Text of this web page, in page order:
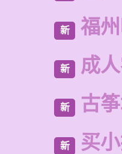
新 福
新 成
新 古
新 买